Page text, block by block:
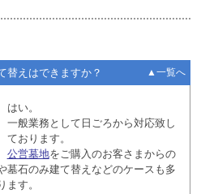
替えはできますか？ ▲一覧へ
はい。
一般業務として日ごろから対応致し
ております。
公営墓地をご購入のお客さまからの
墓石のみ建て替えなどのケースも多
ます。